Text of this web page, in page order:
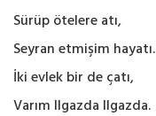
Sürüp ötelere atı,
Seyran etmişim hayatı.
İki evlek bir de çatı,
Varım Ilgazda Ilgazda.